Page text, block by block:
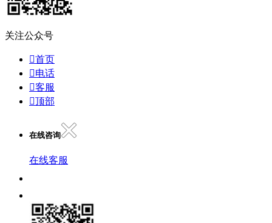
关注公众号
首页
电话
客服
顶部
在线咨询
在线客服